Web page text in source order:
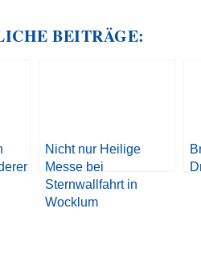
BEITRÄGE:
Nicht nur Heilige
Messe bei
Sternwallfahrt in
Wocklum